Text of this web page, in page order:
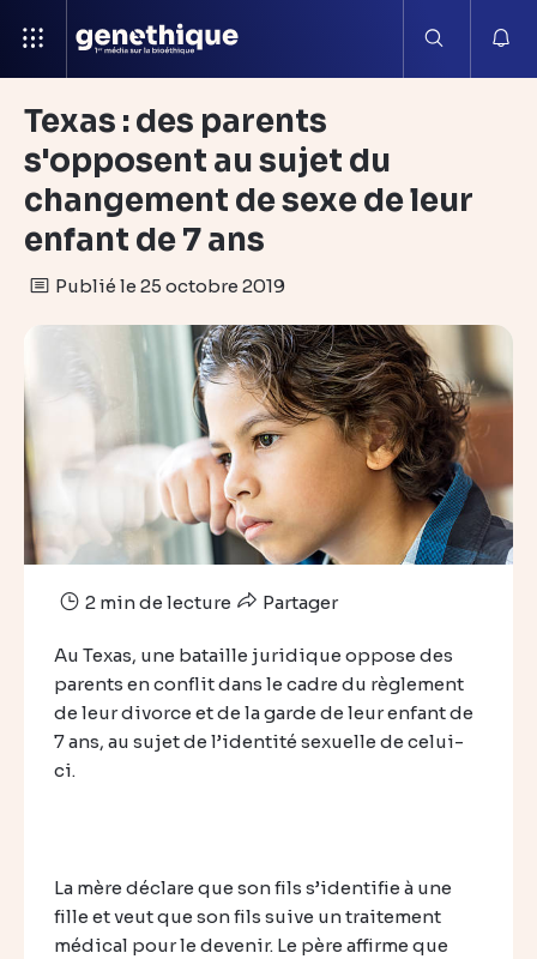
Texas : des parents
s'opposent au sujet du
changement de sexe de leur
enfant de 7 ans
Publié le 25 octobre 2019
2 min de lecture Partager
Au Texas, une bataille juridique oppose des
parents en conflit dans le cadre du règlement
de leur divorce et de la garde de leur enfant de
7 ans, au sujet de l’identité sexuelle de celui-
ci.
La mère déclare que son fils s’identifie à une
fille et veut que son fils suive un traitement
médical pour le devenir. Le père affirme que